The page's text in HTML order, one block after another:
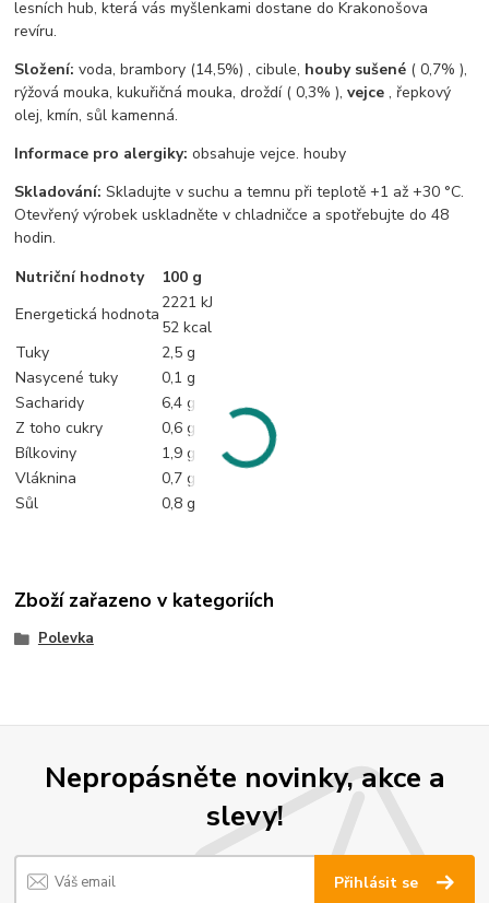
lesních hub, která vás myšlenkami dostane do Krakonošova
revíru.
Složení: voda, brambory (14,5%) , cibule, houby sušené ( 0,7% ),
rýžová mouka, kukuřičná mouka, droždí ( 0,3% ),vejce, řepkový
olej, kmín, sůl kamenná.
Informace pro alergiky: obsahuje vejce. houby
Skladování: Skladujte v suchu a temnu při teplotě +1 až +30 °C.
Otevřený výrobek uskladněte v chladničce a spotřebujte do 48
hodin.
Nutriční hodnoty
100 g
Energetická hodnota
2221 kJ
52 kcal
Tuky
2,5 g
Nasycené tuky
0,1 g
Sacharidy
6,4 g
Z toho cukry
0,6 g
Bílkoviny
1,9 g
Vláknina
0,7 g
Sůl
0,8 g
Zboží zařazeno v kategoriích
Polevka
Nepropásněte novinky, akce a
slevy!
Přihlásit se